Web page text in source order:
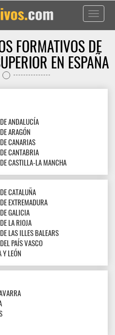
Toggle
FORMATIVOS DE
EN ESPAÑA
ANDALUCÍA
ARAGÓN
CANARIAS
CANTABRIA
CASTILLA-LA MANCHA
CATALUÑA
EXTREMADURA
GALICIA
LA RIOJA
LAS ILLES BALEARS
PAÍS VASCO
LEÓN